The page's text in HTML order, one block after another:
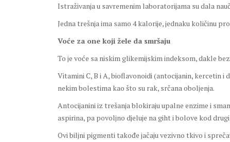
Istraživanja u savremenim laboratorijama su dala
Jedna trešnja ima samo 4 kalorije, jednaku količinu
Voće za one koji žele da smršaju
To je voće sa niskim glikemijskim indeksom, dakle
Vitamini C, B i A, bioflavonoidi (antocijanin, kercetin i
nekim bolestima kao što su rak, srčana oboljenja.
Antocijanini iz trešanja blokiraju upalne enzime i
aspirina, pa povoljno djeluje na giht i bolove kod
Ovi biljni pigmenti takođe jačaju vezivno tkivo i